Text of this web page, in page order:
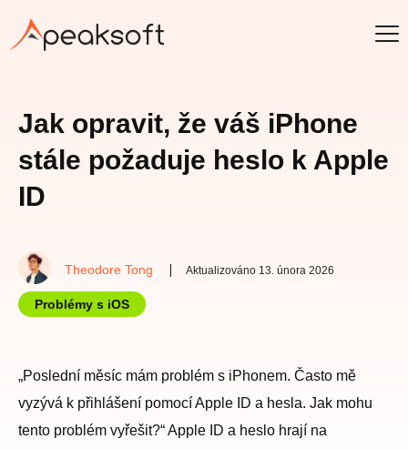
Jak opravit, že váš iPhone
stále požaduje heslo k Apple
ID
Theodore Tong Aktualizováno 13. února 2026
Problémy s iOS
„Poslední měsíc mám problém s iPhonem. Často mě
vyzývá k přihlášení pomocí Apple ID a hesla. Jak mohu
tento problém vyřešit?“ Apple ID a heslo hrají na